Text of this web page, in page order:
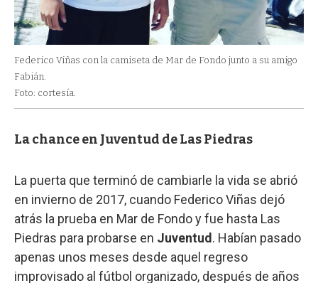
Federico Viñas con la camiseta de Mar de Fondo junto a su amigo
Fabián.
Foto: cortesía.
La chance en Juventud de Las Piedras
La puerta que terminó de cambiarle la vida se abrió
en invierno de 2017, cuando Federico Viñas dejó
atrás la prueba en Mar de Fondo y fue hasta Las
Piedras para probarse en Juventud. Habían pasado
apenas unos meses desde aquel regreso
improvisado al fútbol organizado, después de años